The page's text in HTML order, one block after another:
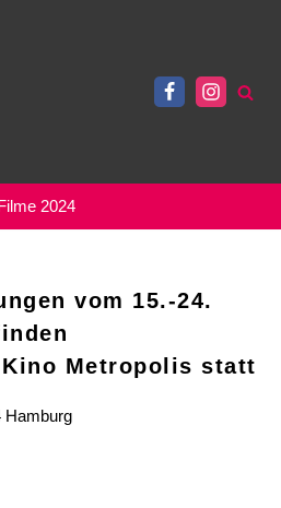
2024
vom 15.-24.
Metropolis statt
Hamburg